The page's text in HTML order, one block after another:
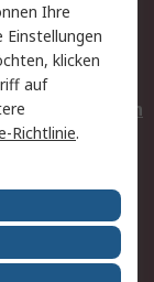
Batterien
Ihre
Einstellungen
klicken
auf
Richtlinie.